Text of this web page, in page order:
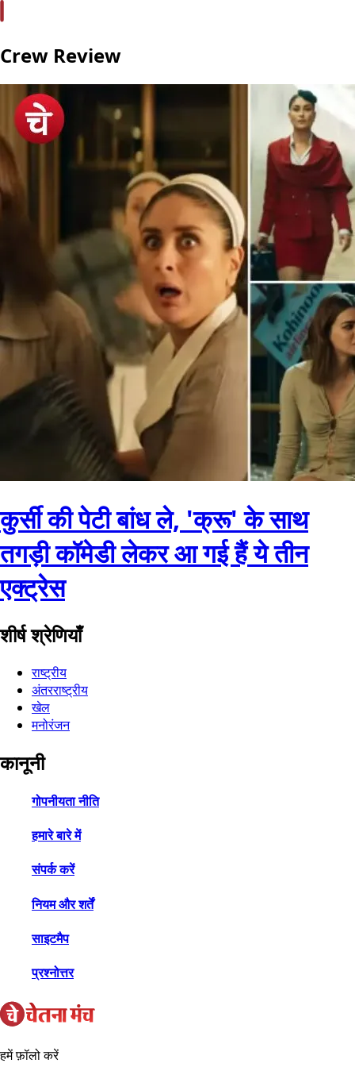
Crew Review
कुर्सी की पेटी बांध ले, 'क्रू' के साथ
तगड़ी कॉमेडी लेकर आ गई हैं ये तीन
एक्ट्रेस
शीर्ष श्रेणियाँ
राष्ट्रीय
अंतरराष्ट्रीय
खेल
मनोरंजन
कानूनी
गोपनीयता नीति
हमारे बारे में
संपर्क करें
नियम और शर्तें
साइटमैप
प्रश्नोत्तर
हमें फ़ॉलो करें